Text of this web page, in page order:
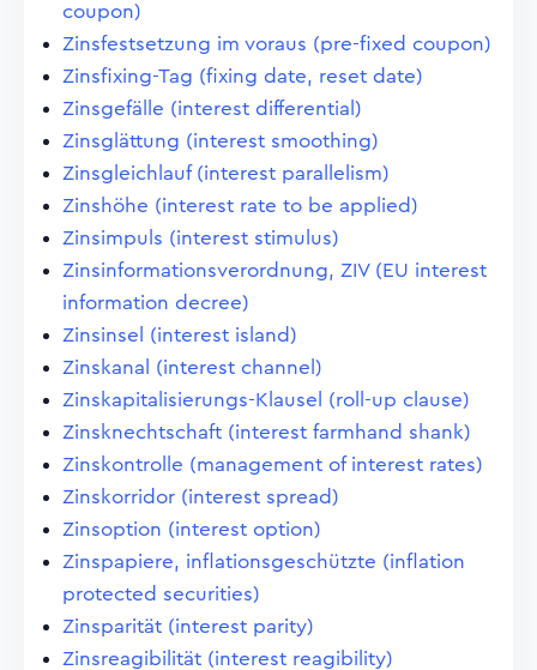
coupon)
Zinsfestsetzung im voraus (pre-fixed coupon)
Zinsfixing-Tag (fixing date, reset date)
Zinsgefälle (interest differential)
Zinsglättung (interest smoothing)
Zinsgleichlauf (interest parallelism)
Zinshöhe (interest rate to be applied)
Zinsimpuls (interest stimulus)
Zinsinformationsverordnung, ZIV (EU interest
information decree)
Zinsinsel (interest island)
Zinskanal (interest channel)
Zinskapitalisierungs-Klausel (roll-up clause)
Zinsknechtschaft (interest farmhand shank)
Zinskontrolle (management of interest rates)
Zinskorridor (interest spread)
Zinsoption (interest option)
Zinspapiere, inflationsgeschützte (inflation
protected securities)
Zinsparität (interest parity)
Zinsreagibilität (interest reagibility)